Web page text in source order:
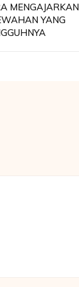
MENGAJARKAN
YANG